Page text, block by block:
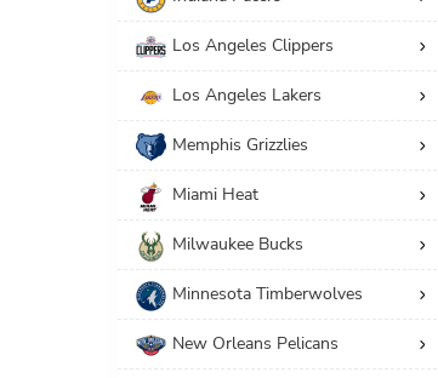
Los Angeles Clippers
Los Angeles Lakers
Memphis Grizzlies
Miami Heat
Milwaukee Bucks
Minnesota Timberwolves
New Orleans Pelicans